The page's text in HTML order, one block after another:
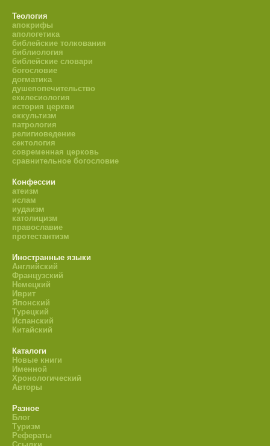
Теология
апокрифы
апологетика
библейские толкования
библиология
библейские словари
богословие
догматика
душепопечительство
екклесиология
история церкви
оккультизм
патрология
религиоведение
сектология
современная церковь
сравнительное богословие
Конфессии
атеизм
ислам
иудаизм
католицизм
православие
протестантизм
Иностранные языки
Английский
Французский
Немецкий
Иврит
Японский
Турецкий
Испанский
Китайский
Каталоги
Новые книги
Именной
Хронологический
Авторы
Разное
Блог
Туризм
Рефераты